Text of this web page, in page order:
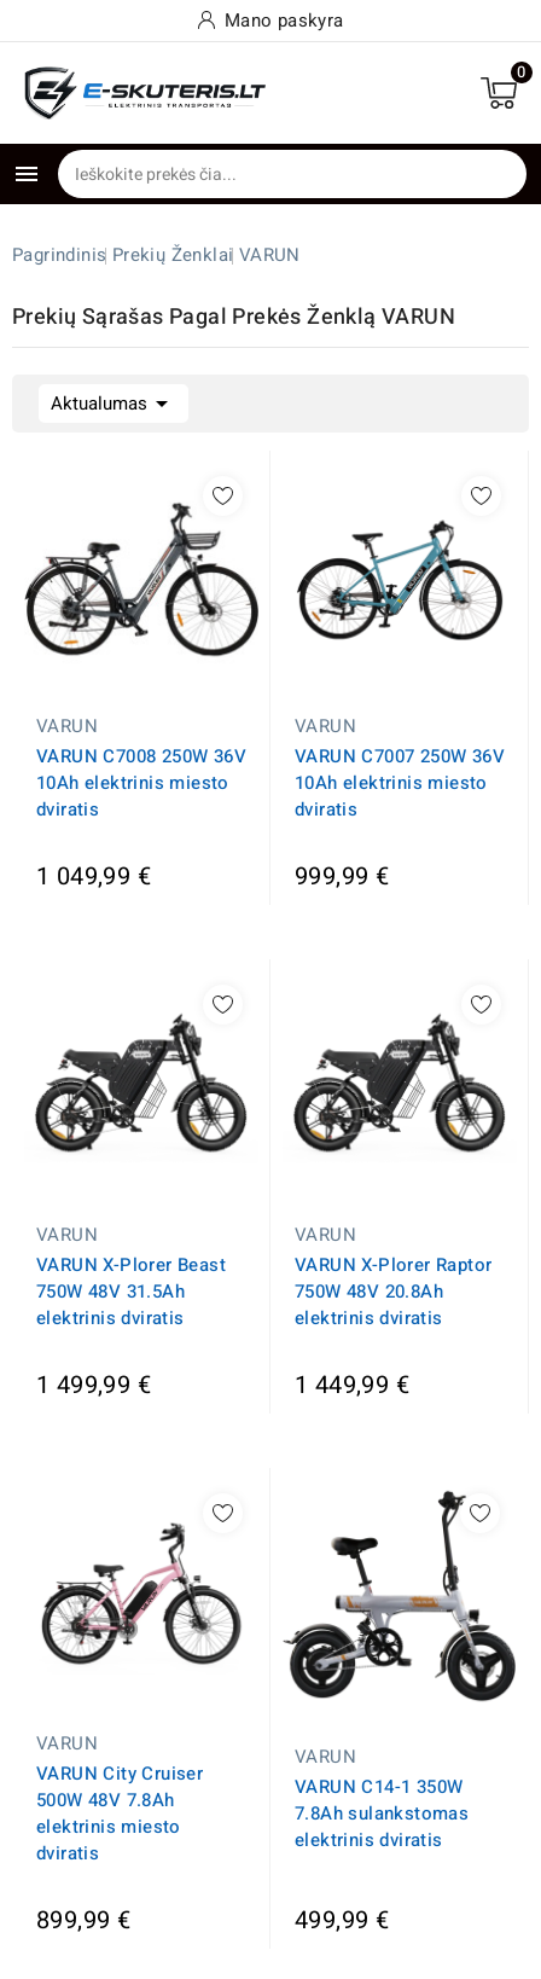
Mano paskyra
0

Pagrindinis Prekių Ženklai VARUN
Prekių Sąrašas Pagal Prekės Ženklą VARUN
Aktualumas 
VARUN
VARUN C7008 250W 36V
10Ah elektrinis miesto
dviratis
1 049,99 €
VARUN
VARUN C7007 250W 36V
10Ah elektrinis miesto
dviratis
999,99 €
VARUN
VARUN X-Plorer Beast
750W 48V 31.5Ah
elektrinis dviratis
1 499,99 €
VARUN
VARUN X-Plorer Raptor
750W 48V 20.8Ah
elektrinis dviratis
1 449,99 €
VARUN
VARUN City Cruiser
500W 48V 7.8Ah
elektrinis miesto
dviratis
899,99 €
VARUN
VARUN C14-1 350W
7.8Ah sulankstomas
elektrinis dviratis
499,99 €